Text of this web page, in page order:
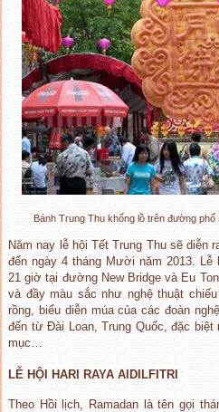
Bánh Trung Thu khổng lồ trên đường
Năm nay lễ hội Tết Trung Thu sẽ diễn
đến ngày 4 tháng Mười năm 2013.
21 giờ tại đường New Bridge và Eu
và đầy màu sắc như nghệ thuật
rồng, biểu diễn múa của các đoàn
đến từ Đài Loan, Trung Quốc, đặc biệt
mục…
LỄ HỘI HARI RAYA AIDILFITRI
Theo Hồi lịch, Ramadan là tên gọi